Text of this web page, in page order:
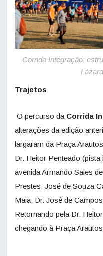
Corrida Integração:
Trajetos
O percurso da Corrida
alterações da edição
largaram da Praça
Dr. Heitor Penteado
avenida Armando Sales
Prestes, José de Souza
Maia, Dr. José de
Retornando pela Dr.
chegando à Praça